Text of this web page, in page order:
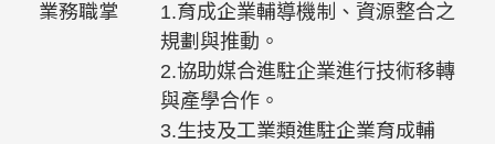
業務職掌
1.育成企業輔導機制、資源整合之
規劃與推動。
2.協助媒合進駐企業進行技術移轉
與產學合作。
3.生技及工業類進駐企業育成輔